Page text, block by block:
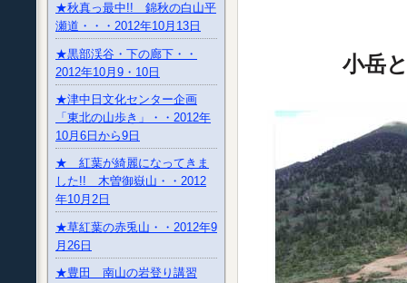
★秋真っ最中!! 錦秋の白山平
瀬道・・・2012年10月13日
★黒部渓谷・下の廊下・・
2012年10月9・10日
★津中日文化センター企画
「東北の山歩き」・・2012年
10月6日から9日
★ 紅葉が綺麗になってきま
した!! 木曽御嶽山・・2012
年10月2日
★草紅葉の赤兎山・・2012年9
月26日
★豊田 南山の岩登り講習
小岳